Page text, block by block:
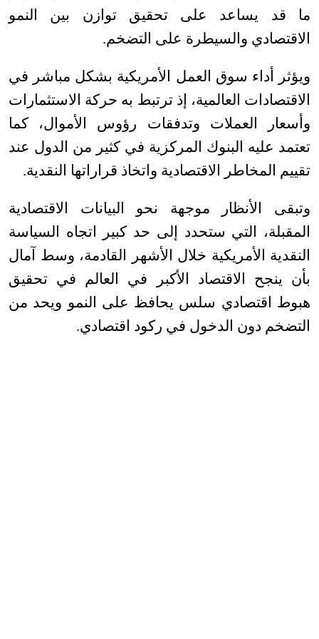
ما قد يساعد على تحقيق توازن بين النمو
الاقتصادي والسيطرة على التضخم.
ويؤثر أداء سوق العمل الأمريكية بشكل مباشر في
الاقتصادات العالمية، إذ ترتبط به حركة الاستثمارات
وأسعار العملات وتدفقات رؤوس الأموال، كما
تعتمد عليه البنوك المركزية في كثير من الدول عند
تقييم المخاطر الاقتصادية واتخاذ قراراتها النقدية.
وتبقى الأنظار موجهة نحو البيانات الاقتصادية
المقبلة، التي ستحدد إلى حد كبير اتجاه السياسة
النقدية الأمريكية خلال الأشهر القادمة، وسط آمال
بأن ينجح الاقتصاد الأكبر في العالم في تحقيق
هبوط اقتصادي سلس يحافظ على النمو ويحد من
التضخم دون الدخول في ركود اقتصادي.